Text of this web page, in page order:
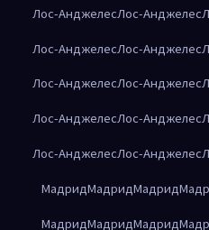
Лос-АнджелесЛос-Анджелес
Лос-АнджелесЛос-Анджелес
Лос-АнджелесЛос-Анджелес
Лос-АнджелесЛос-Анджелес
Лос-АнджелесЛос-Анджелес
МадридМадридМадрид
МадридМадридМадрид